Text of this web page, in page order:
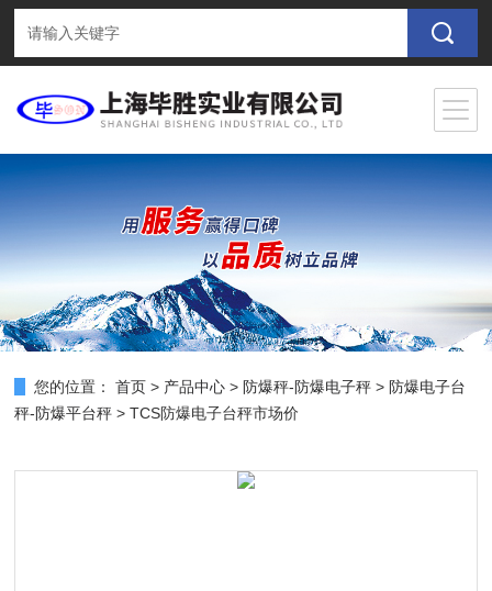
您的位置： 首页 > 产品中心 > 防爆秤-防爆电子秤 > 防爆电子台
秤-防爆平台秤 > TCS防爆电子台秤市场价